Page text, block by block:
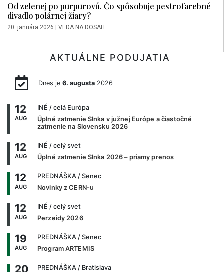
Od zelenej po purpurovú. Čo spôsobuje pestrofarebné
divadlo polárnej žiary?
20. januára 2026 | VEDA NA DOSAH
AKTUÁLNE PODUJATIA
Dnes je 6. augusta2026
12
AUG
INÉ / celá Európa
Úplné zatmenie Slnka v južnej Európe a čiastočné
zatmenie na Slovensku 2026
12
AUG
INÉ / celý svet
Úplné zatmenie Slnka 2026 – priamy prenos
12
AUG
PREDNÁŠKA / Senec
Novinky z CERN-u
12
AUG
INÉ / celý svet
Perzeidy 2026
19
AUG
PREDNÁŠKA / Senec
Program ARTEMIS
20 PREDNÁŠKA / Bratislava